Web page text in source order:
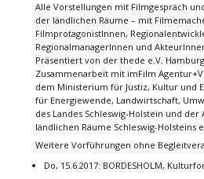
Alle Vorstellungen mit Filmgespräch
der ländlichen Räume – mit
FilmprotagonistInnen,
RegionalmanagerInnen und
Präsentiert von der thede e.V.
Zusammenarbeit mit imFilm
dem Ministerium für Justiz, Kultur und
für Energiewende, Landwirtschaft,
des Landes Schleswig-Holstein und
ländlichen Räume Schleswig-Holsteins
Weitere Vorführungen ohne
Do, 15.6.2017: BORDESHOLM,